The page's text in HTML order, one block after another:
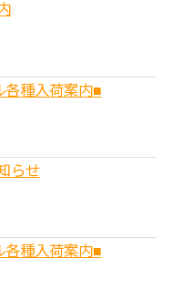
各種入荷案内■
らせ
各種入荷案内■